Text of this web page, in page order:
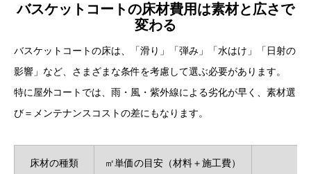
バスケットコートの床材費用は素材と広さで
変わる
バスケットコートの床は、「滑り」「弾み」「水はけ」「日射の
影響」など、さまざまな条件を考慮して選ぶ必要があります。
特に屋外コートでは、雨・風・紫外線による劣化が早く、素材選
び＝メンテナンスコストの差にもなります。
床材の種類 ㎡単価の目安（材料＋施工費）